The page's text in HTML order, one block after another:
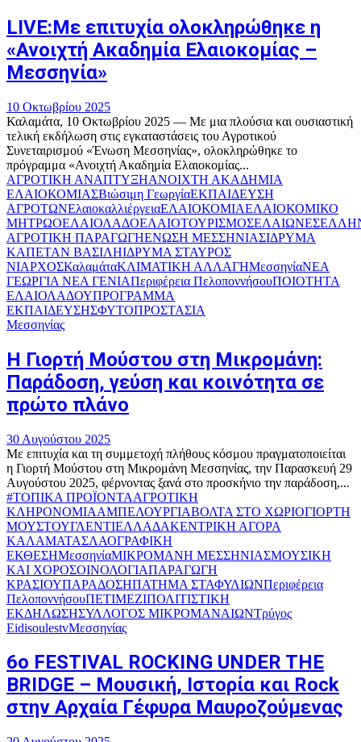
LIVE:Με επιτυχία ολοκληρώθηκε η
«Ανοιχτή Ακαδημία Ελαιοκομίας –
Μεσσηνία»
10 Οκτωβρίου 2025
Καλαμάτα, 10 Οκτωβρίου 2025 — Με μια πλούσια και ουσιαστική
τελική εκδήλωση στις εγκαταστάσεις του Αγροτικού
Συνεταιρισμού «Ένωση Μεσσηνίας», ολοκληρώθηκε το
πρόγραμμα «Ανοιχτή Ακαδημία Ελαιοκομίας...
ΑΓΡΟΤΙΚΗ ΑΝΑΠΤΥΞΗΑΝΟΙΧΤΗ ΑΚΑΔΗΜΙΑ
ΕΛΑΙΟΚΟΜΙΑΣΒιώσιμη ΓεωργίαΕΚΠΑΙΔΕΥΣΗ
ΑΓΡΟΤΩΝΕλαιοκαλλιέργειαΕΛΑΙΟΚΟΜΙΑΕΛΑΙΟΚΟΜΙΚΟ
ΜΗΤΡΩΟΕΛΑΙΟΛΑΔΟΕΛΑΙΟΤΟΥΡΙΣΜΟΣΕΛΑΙΩΝΕΣ
ΑΓΡΟΤΙΚΗ ΠΑΡΑΓΩΓΗΕΝΩΣΗ ΜΕΣΣΗΝΙΑΣΙΔΡΥΜΑ
ΚΑΠΕΤΑΝ ΒΑΣΙΛΗΙΔΡΥΜΑ ΣΤΑΥΡΟΣ
ΝΙΑΡΧΟΣΚαλαμάταΚΛΙΜΑΤΙΚΗ ΑΛΛΑΓΗΜεσσηνίαΝΕΑ
ΓΕΩΡΓΙΑ ΝΕΑ ΓΕΝΙΑΠεριφέρεια ΠελοποννήσουΠΟΙΟΤΗΤΑ
ΕΛΑΙΟΛΑΔΟΥΠΡΟΓΡΑΜΜΑ
ΕΚΠΑΙΔΕΥΣΗΣΦΥΤΟΠΡΟΣΤΑΣΙΑ
Μεσσηνίας
Η Γιορτή Μούστου στη Μικρομάνη:
Παράδοση, γεύση και κοινότητα σε
πρώτο πλάνο
30 Αυγούστου 2025
Με επιτυχία και τη συμμετοχή πλήθους κόσμου πραγματοποιείται
η Γιορτή Μούστου στη Μικρομάνη Μεσσηνίας, την Παρασκευή 29
Αυγούστου 2025, φέρνοντας ξανά στο προσκήνιο την παράδοση,...
#ΤΟΠΙΚΑ ΠΡΟΪΟΝΤΑΑΓΡΟΤΙΚΗ
ΚΛΗΡΟΝΟΜΙΑΑΜΠΕΛΟΥΡΓΙΑΒΟΛΤΑ ΣΤΟ ΧΩΡΙΟΓΙΟΡΤΗ
ΜΟΥΣΤΟΥΓΛΕΝΤΙΕΛΛΑΔΑΚΕΝΤΡΙΚΗ ΑΓΟΡΑ
ΚΑΛΑΜΑΤΑΣΛΑΟΓΡΑΦΙΚΗ
ΕΚΘΕΣΗΜεσσηνίαΜΙΚΡΟΜΑΝΗ ΜΕΣΣΗΝΙΑΣΜΟΥΣΙΚΗ
ΚΑΙ ΧΟΡΟΣΟΙΝΟΛΟΓΙΑΠΑΡΑΓΩΓΗ
ΚΡΑΣΙΟΥΠΑΡΑΔΟΣΗΠΑΤΗΜΑ ΣΤΑΦΥΛΙΩΝΠεριφέρεια
ΠελοποννήσουΠΕΤΙΜΕΖΙΠΟΛΙΤΙΣΤΙΚΗ
ΕΚΔΗΛΩΣΗΣΥΛΛΟΓΟΣ ΜΙΚΡΟΜΑΝΑΙΩΝΤρύγος
EidisoulestvΜεσσηνίας
6ο FESTIVAL ROCKING UNDER THE
BRIDGE – Μουσική, Ιστορία και Rock
στην Αρχαία Γέφυρα Μαυροζούμενας